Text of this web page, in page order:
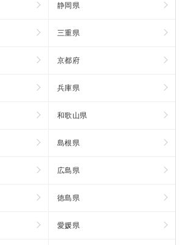
静岡県
三重県
京都府
兵庫県
和歌山県
島根県
広島県
徳島県
愛媛県